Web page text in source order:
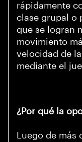
rápidamente
clase grupal o
que se logran
movimiento
velocidad de
mediante el
¿Por qué la
Luego de más